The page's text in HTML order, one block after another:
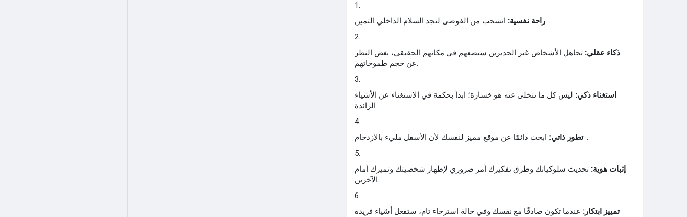
1.
راحة نفسية: انسحب من الفوضى لتجد السلام الداخلي الثمين.
2.
ذكاء عقلي: تجاهل الأشخاص غير الجديرين سيضعهم في مكانهم الحقيقي، بغض النظر
عن حجم طموحاتهم.
3.
استغناء ذكي: ليس كل ما تتخلى عنه هو خسارة؛ ابدأ بحكمة في الاستغناء عن الأشياء
الزائدة.
4.
تطور ذاتي: ابحث دائمًا عن موقع مميز لنفسك لأن الأسفل مليء بالإزدحام.
5.
إثبات هوية: تحديث سلوكياتك وطرق تفكيرك أمر ضروري لإظهار شخصيتك وتميزك أمام
الآخرين.
6.
تمييز ابتكار: عندما تكون صادقًا مع نفسك وفي حالة استرخاء تام، ستفعل أشياء فريدة